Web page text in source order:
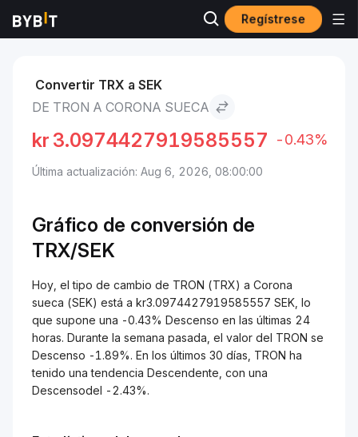
Regístrese
Mercados TRON to Corona sueca
Convertir TRX a SEK
DE TRON A CORONA SUECA
kr 3.0974427919585557 -0.43%
Última actualización: Aug 6, 2026, 08:00:00
Gráfico de conversión de
TRX/SEK
Hoy, el tipo de cambio de TRON (TRX) a Corona
sueca (SEK) está a kr3.0974427919585557 SEK, lo
que supone una -0.43% Descenso en las últimas 24
horas. Durante la semana pasada, el valor del TRON se
Descenso -1.89%. En los últimos 30 días, TRON ha
tenido una tendencia Descendente, con una
Descensodel -2.43%.